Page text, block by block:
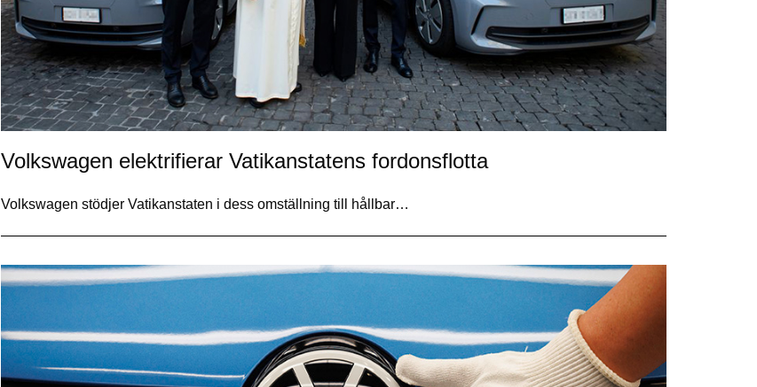
Volkswagen elektrifierar Vatikanstatens fordonsflotta
Volkswagen stödjer Vatikanstaten i dess omställning till hållbar…